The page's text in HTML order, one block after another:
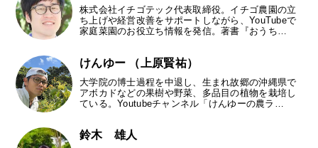
株式会社イチゴテック代表取締役。イチゴ農園の立
ち上げや経営改善をサポートしながら、YouTubeで
家庭菜園のお役立ち情報を発信。著書『おうち…
けんゆー （上原賢祐）
大学院の博士過程を中退し、生まれ故郷の沖縄県で
アボカドなどの果樹や野菜、多品目の植物を栽培し
ている。Youtubeチャンネル「けんゆーの農ラ…
鈴木 雄人